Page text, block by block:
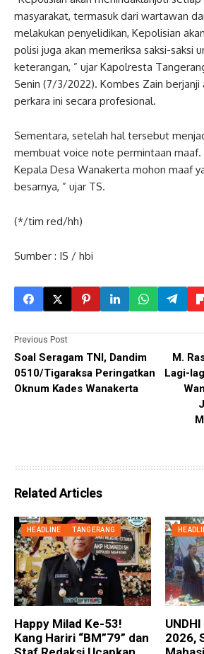
masyarakat, termasuk dari wartawan
melakukan penyelidikan, Kepolisian
polisi juga akan memeriksa saksi-saksi
keterangan, ” ujar Kapolresta
Senin (7/3/2022). Kombes Zain berjanji
perkara ini secara profesional.
Sementara, setelah hal tersebut
membuat voice note permintaan maaf.
Kepala Desa Wanakerta mohon maaf
besarnya, ” ujar TS.
(*/tim red/hh)
Sumber : IS / hbi
Previous Post
Soal Seragam TNI, Dandim
0510/Tigaraksa Peringatkan
Oknum Kades Wanakerta
M.
Lagi-
Related Articles
HEADLINE TANGERANG
Happy Milad Ke-53!
Kang Hariri “BM”79” dan
2026,